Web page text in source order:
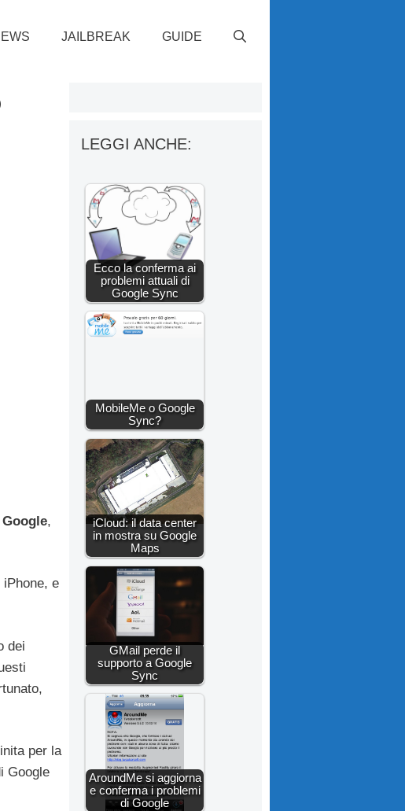
JAILBREAK GUIDE
,
e
dei
per la
Google
LEGGI ANCHE:
Ecco la conferma ai
problemi attuali di
Google Sync
MobileMe o Google
Sync?
iCloud: il data center
in mostra su Google
Maps
GMail perde il
supporto a Google
Sync
AroundMe si aggiorna
e conferma i problemi
di Google